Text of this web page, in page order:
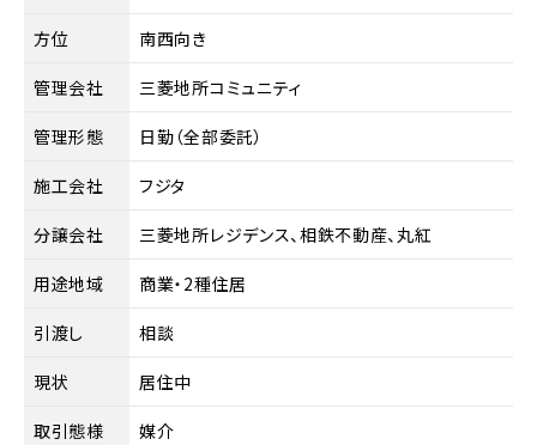
方位 南西向き
管理会社 三菱地所コミュニティ
管理形態 日勤（全部委託）
施工会社 フジタ
分譲会社 三菱地所レジデンス、相鉄不動産、丸紅
用途地域 商業・2種住居
引渡し 相談
現状 居住中
取引態様 媒介